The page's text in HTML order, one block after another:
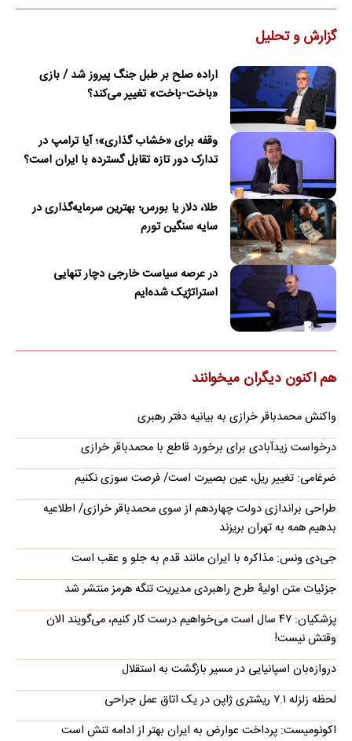
گزارش و تحلیل
اراده صلح بر طبل جنگ پیروز شد / بازی
«باخت-باخت» تغییر می‌کند؟
وقفه برای «خشاب گذاری»؛ آیا ترامپ در
تدارک دور تازه تقابل گسترده با ایران است؟
طلا، دلار یا بورس؛ بهترین سرمایه‌گذاری در
سایه سنگین تورم
در عرصه سیاست خارجی دچار تنهایی
استراتژیک شده‌ایم
هم اکنون دیگران میخوانند
واکنش محمدباقر خرازی به بیانیه دفتر رهبری
درخواست زیدآبادی برای برخورد قاطع با محمدباقر خرازی
ضرغامی: تغییر ریل، عین بصیرت است/ فرصت سوزی نکنیم
طراحی براندازی دولت چهاردهم از سوی محمدباقر خرازی/ اطلاعیه
بدهیم همه به تهران بریزند
جی‌دی ونس: مذاکره با ایران مانند قدم به جلو و عقب است
جزئیات متن اولیۀ طرح راهبردی مدیریت تنگه هرمز منتشر شد
پزشکیان: ۴۷ سال است می‌خواهیم درست کار کنیم، می‌گویند الان
وقتش نیست!
دروازه‌بان اسپانیایی در مسیر بازگشت به استقلال
لحظه زلزله ۷.۱ ریشتری ژاپن در یک اتاق عمل جراحی
اکونومیست: پرداخت عوارض به ایران بهتر از ادامه تنش است